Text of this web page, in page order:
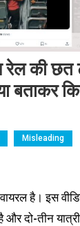
की छत
बताकर
Misleading
है। इस
दो-तीन